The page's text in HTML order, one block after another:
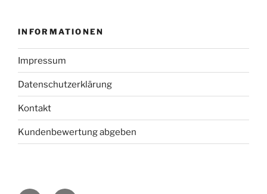
INFORMATIONEN
Impressum
Datenschutzerklärung
Kontakt
Kundenbewertung abgeben